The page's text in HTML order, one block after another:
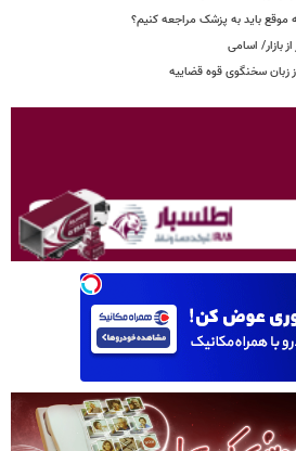
باید به پزشک مراجعه کنیم؟
زبان سخنگوی قوه قضاییه